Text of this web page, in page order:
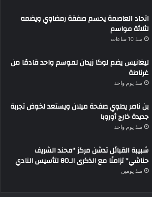
اتحاد العاصمة يحسم صفقة رمضاوي ويضمه
لثلاثة مواسم
منذ 10 ساعات
ليغانيس يضم لوكا زيدان لموسم واحد قادمًا من
غرناطة
منذ يوم واحد
بن ناصر يطوي صفحة ميلان ويستعد لخوض تجربة
جديدة خارج أوروبا
منذ يوم واحد
شبيبة القبائل تدشن مركز “محند الشريف
حناشي” تزامنًا مع الذكرى الـ80 لتأسيس النادي
منذ يومين